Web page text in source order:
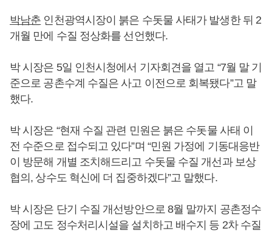
박남춘 인천광역시장이 붉은 수돗물 사태가 발생한 뒤 2
개월 만에 수질 정상화를 선언했다.
박 시장은 5일 인천시청에서 기자회견을 열고 “7월 말 기
준으로 공촌수계 수질은 사고 이전으로 회복됐다”고 말
했다.
박 시장은 “현재 수질 관련 민원은 붉은 수돗물 사태 이
전 수준으로 접수되고 있다”며 “민원 가정에 기동대응반
이 방문해 개별 조치해드리고 수돗물 수질 개선과 보상
협의, 상수도 혁신에 더 집중하겠다”고 말했다.
박 시장은 단기 수질 개선방안으로 8월 말까지 공촌정수
장에 고도 정수처리시설을 설치하고 배수지 등 2차 수질